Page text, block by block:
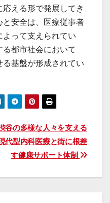
える形で発展してき
と安全は、医療従事者
って支えられてい
都市社会において
る基盤が形成されてい
谷の多様な人々を支える
代型内科医療と街に根差
す健康サポート体制